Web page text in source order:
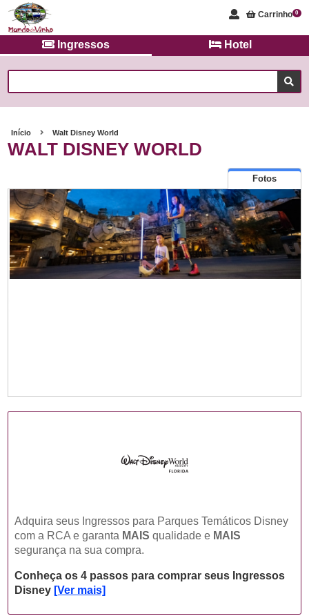
Carrinho 0
Ingressos Hotel
Início Walt Disney World
WALT DISNEY WORLD
Fotos
Adquira seus Ingressos para Parques Temáticos Disney
com a RCA e garanta MAIS qualidade e MAIS
segurança na sua compra.
Conheça os 4 passos para comprar seus Ingressos
Disney [Ver mais]